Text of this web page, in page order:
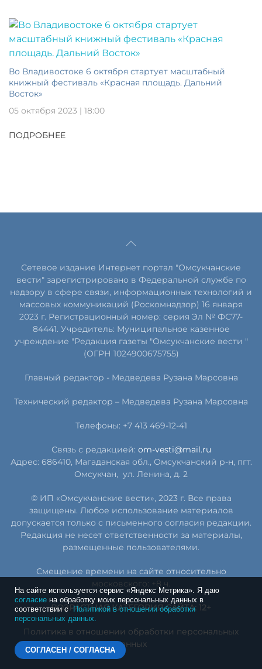
Во Владивостоке 6 октября стартует масштабный
книжный фестиваль «Красная площадь. Дальний
Восток»
05 октября 2023 | 18:00
ПОДРОБНЕЕ
На сайте используется сервис «Яндекс Метрика». Я даю
согласие на обработку моих персональных данных в
соответствии сПолитикой в отношении обработки
персональных данных.
СОГЛАСЕН / СОГЛАСНА
Сетевое издание Интернет портал "Омсукчанские
вести" зарегистрировано в Федеральной службе по
надзору в сфере связи, информационных технологий и
массовых коммуникаций (Роскомнадзор) 16 января
2023 г. Регистрационный номер: серия Эл № ФС77-
84441. Учредитель: Муниципальное казенное
учреждение "Редакция газеты "Омсукчанские вести "
(ОГРН 1024900675755)
Главный редактор - Медведева Рузана Марсовна
Технический редактор – Медведева Рузана Марсовна
Телефоны: +7 413 469-12-41
Связь с редакцией: om-vesti@mail.ru
Адрес: 686410, Магаданская обл., Омсукчанский р-н, пгт.
Омсукчан, ул. Ленина, д. 2
© ИП «Омсукчанские вести», 2023 г. Все права
защищены. Любое использование материалов
допускается только с письменного согласия редакции.
Редакция не несет ответственности за материалы,
размещенные пользователями.
Смещение времени на сайте относительно
московского: +8 ч.
ВОЗРАСТНАЯ КАТЕГОРИЯ САЙТА: 12+
Политика в отношении обработки персональных
данных